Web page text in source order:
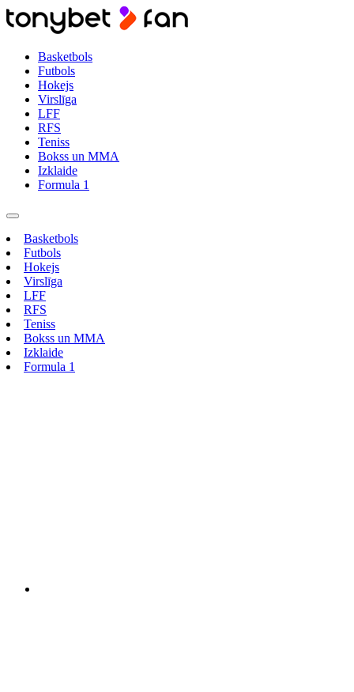
Basketbols
Futbols
Hokejs
Virslīga
LFF
RFS
Teniss
Bokss un MMA
Izklaide
Formula 1
Basketbols
Futbols
Hokejs
Virslīga
LFF
RFS
Teniss
Bokss un MMA
Izklaide
Formula 1